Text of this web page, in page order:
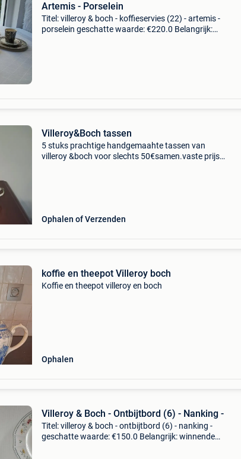
Artemis - Porselein
Titel: villeroy & boch - koffieservies (22) - artemis -
porselein geschatte waarde: €220.0 Belangrijk:
Villeroy&Boch tassen
5 stuks prachtige handgemaahte tassen van
villeroy &boch voor slechts 50€samen.vaste prijs
Ophalen of Verzenden
koffie en theepot Villeroy boch
Koffie en theepot villeroy en boch
Ophalen
Villeroy & Boch - Ontbijtbord (6) - Nanking -
Titel: villeroy & boch - ontbijtbord (6) - nanking -
geschatte waarde: €150.0 Belangrijk: winnende